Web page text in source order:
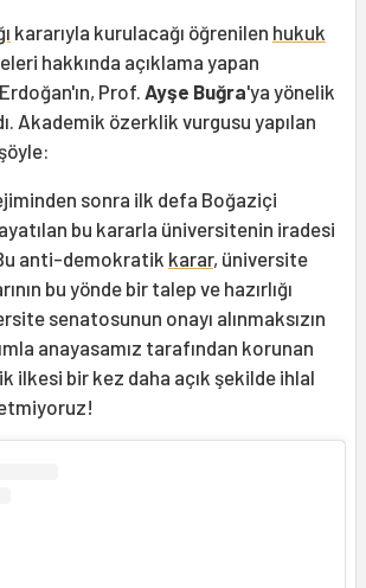
kararıyla kurulacağı öğrenilen hukuk
hakkında açıklama yapan
Prof. Ayşe Buğra'ya yönelik
Akademik özerklik vurgusu yapılan
sonra ilk defa Boğaziçi
bu kararla üniversitenin iradesi
Bu anti-demokratik karar, üniversite
bu yönde bir talep ve hazırlığı
senatosunun onayı alınmaksızın
anayasamız tarafından korunan
ilkesi bir kez daha açık şekilde ihlal